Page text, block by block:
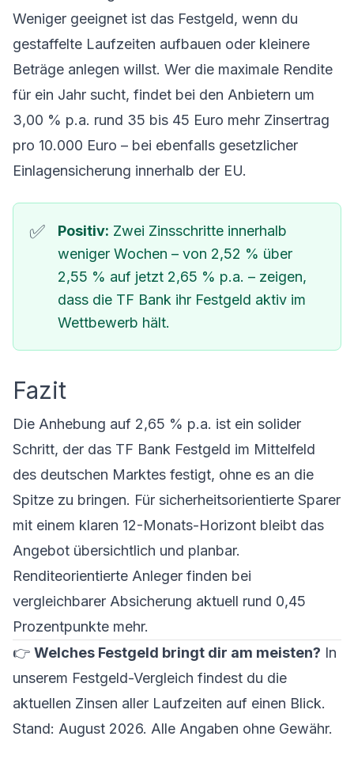
Weniger geeignet ist das Festgeld, wenn du
gestaffelte Laufzeiten aufbauen oder kleinere
Beträge anlegen willst. Wer die maximale Rendite
für ein Jahr sucht, findet bei den Anbietern um
3,00 % p.a. rund 35 bis 45 Euro mehr Zinsertrag
pro 10.000 Euro – bei ebenfalls gesetzlicher
Einlagensicherung innerhalb der EU.
Positiv: Zwei Zinsschritte innerhalb
weniger Wochen – von 2,52 % über
2,55 % auf jetzt 2,65 % p.a. – zeigen,
dass die TF Bank ihr Festgeld aktiv im
Wettbewerb hält.
Fazit
Die Anhebung auf 2,65 % p.a. ist ein solider
Schritt, der das TF Bank Festgeld im Mittelfeld
des deutschen Marktes festigt, ohne es an die
Spitze zu bringen. Für sicherheitsorientierte Sparer
mit einem klaren 12-Monats-Horizont bleibt das
Angebot übersichtlich und planbar.
Renditeorientierte Anleger finden bei
vergleichbarer Absicherung aktuell rund 0,45
Prozentpunkte mehr.
👉 Welches Festgeld bringt dir am meisten? In
unserem Festgeld-Vergleich findest du die
aktuellen Zinsen aller Laufzeiten auf einen Blick.
Stand: August 2026. Alle Angaben ohne Gewähr.